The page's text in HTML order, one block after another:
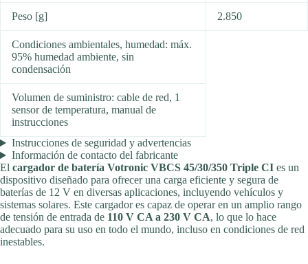
Peso [g] 2.850
Condiciones ambientales, humedad: máx.
95% humedad ambiente, sin
condensación
Volumen de suministro: cable de red, 1
sensor de temperatura, manual de
instrucciones
Instrucciones de seguridad y advertencias
Información de contacto del fabricante
El cargador de batería Votronic VBCS 45/30/350 Triple CI es un
dispositivo diseñado para ofrecer una carga eficiente y segura de
baterías de 12 V en diversas aplicaciones, incluyendo vehículos y
sistemas solares. Este cargador es capaz de operar en un amplio rango
de tensión de entrada de 110 V CA a 230 V CA, lo que lo hace
adecuado para su uso en todo el mundo, incluso en condiciones de red
inestables.